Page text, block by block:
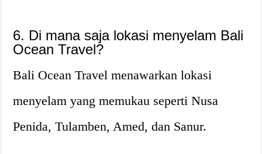
6. Di mana saja lokasi menyelam Bali
Ocean Travel?
Bali Ocean Travel menawarkan lokasi
menyelam yang memukau seperti Nusa
Penida, Tulamben, Amed, dan Sanur.